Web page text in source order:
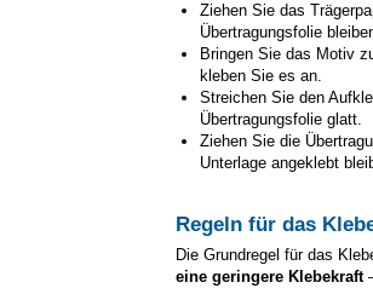
Ziehen Sie das
Übertragungsfolie
Bringen Sie das Motiv
kleben Sie es an.
Streichen Sie den
Übertragungsfolie glatt.
Ziehen Sie die
Unterlage angeklebt
Regeln für das
Die Grundregel für das
eine geringere Klebekraft